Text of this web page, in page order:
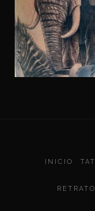
INICIO